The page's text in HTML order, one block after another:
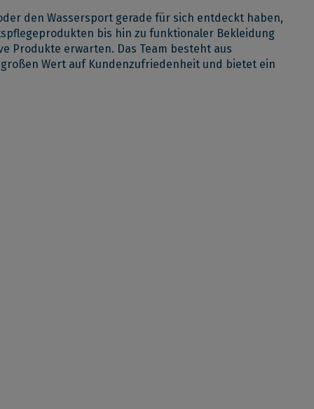
den Wassersport gerade für sich entdeckt haben,
bis hin zu funktionaler Bekleidung
Produkte erwarten. Das Team besteht aus
Wert auf Kundenzufriedenheit und bietet ein